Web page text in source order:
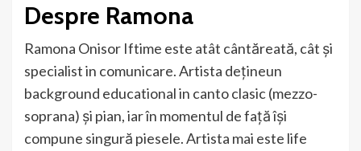
Despre Ramona
Ramona Onisor Iftime este atât cântăreată, cât și
specialist in comunicare. Artista dețineun
background educational in canto clasic (mezzo-
soprana) și pian, iar în momentul de față își
compune singură piesele. Artista mai este life